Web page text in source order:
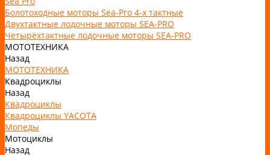
Болотоходные моторы Sea-Pro 4-х тактные
Двухтактные лодочные моторы SEA-PRO
Четырёхтактные лодочные моторы SEA-PRO
МОТОТЕХНИКА
Назад
МОТОТЕХНИКА
Квадроциклы
Назад
Квадроциклы
Квадроциклы YACOTA
Мопеды
Мотоциклы
Назад